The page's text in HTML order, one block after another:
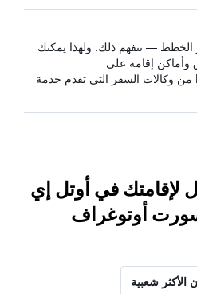
الخطط — نتفهم ذلك. ولهذا يمكنك
وأماكن إقامة على
HotelsCombined من وكالات السفر التي تقدم خدمة
لإقامتك في أوتل إي
أوتوغراف
الأكثر شعبية